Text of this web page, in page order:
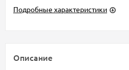
Подробные характеристики
Описание